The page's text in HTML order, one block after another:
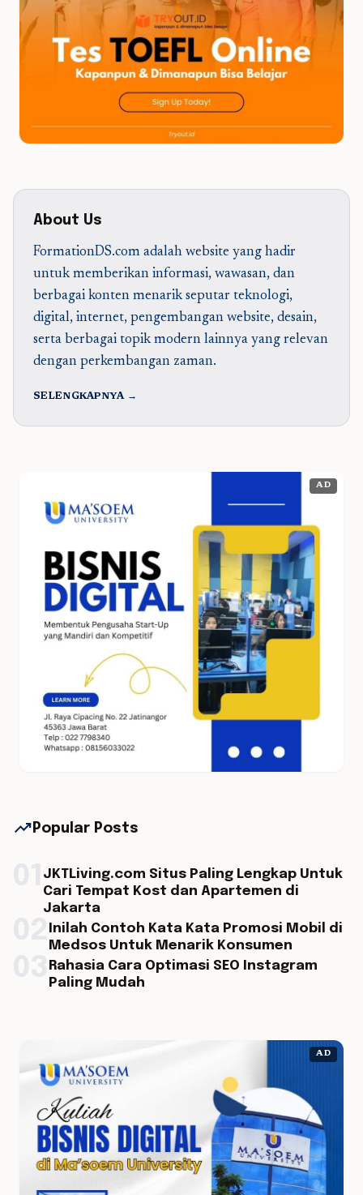
About Us
FormationDS.com adalah website yang hadir
untuk memberikan informasi, wawasan, dan
berbagai konten menarik seputar teknologi,
digital, internet, pengembangan website, desain,
serta berbagai topik modern lainnya yang relevan
dengan perkembangan zaman.
SELENGKAPNYA →
AD
trending_up Popular Posts
JKTLiving.com Situs Paling Lengkap Untuk
Cari Tempat Kost dan Apartemen di
Jakarta
Inilah Contoh Kata Kata Promosi Mobil di
Medsos Untuk Menarik Konsumen
Rahasia Cara Optimasi SEO Instagram
Paling Mudah
AD